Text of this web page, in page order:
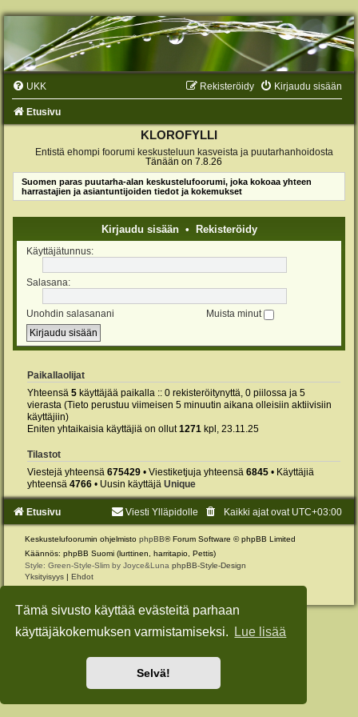
Tämä sivusto käyttää evästeitä parhaan
käyttäjäkokemuksen varmistamiseksi.
Lue lisää
Selvä!
UKK Kirjaudu sisään
Rekisteröidy
Etusivu
KLOROFYLLI
Entistä ehompi foorumi keskusteluun kasveista ja puutarhanhoidosta
Tänään on 7.8.26
Suomen paras puutarha-alan keskustelufoorumi, joka kokoaa yhteen
harrastajien ja asiantuntijoiden tiedot ja kokemukset
Kirjaudu sisään• Rekisteröidy
Käyttäjätunnus:
Salasana:
Unohdin salasanani Muista minut
Paikallaolijat
Yhteensä 5 käyttäjää paikalla :: 0 rekisteröitynyttä, 0 piilossa ja 5
vierasta (Tieto perustuu viimeisen 5 minuutin aikana olleisiin aktiivisiin
käyttäjiin)
Eniten yhtaikaisia käyttäjiä on ollut1271 kpl, 23.11.25
Tilastot
Viestejä yhteensä 675429 • Viestiketjuja yhteensä 6845 • Käyttäjiä
yhteensä 4766 • Uusin käyttäjä Unique
Etusivu Kaikki ajat ovat UTC+03:00
Viesti Ylläpidolle
Keskustelufoorumin ohjelmisto phpBB® Forum Software © phpBB Limited
Käännös: phpBB Suomi (lurttinen, harritapio, Pettis)
Style: Green-Style-Slim by Joyce&Luna phpBB-Style-Design
Yksityisyys | Ehdot